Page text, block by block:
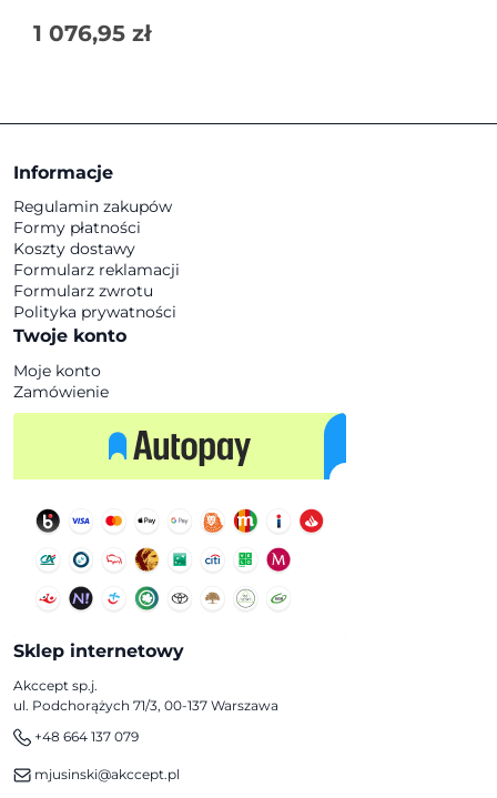
1 076,95 zł
Informacje
Regulamin zakupów
Formy płatności
Koszty dostawy
Formularz reklamacji
Formularz zwrotu
Polityka prywatności
Twoje konto
Moje konto
Zamówienie
Sklep internetowy
Akccept sp.j.
ul. Podchorążych 71/3, 00-137 Warszawa
+48 664 137 079
mjusinski@akccept.pl